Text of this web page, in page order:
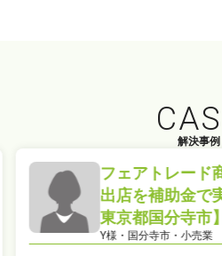
解決事例
フェアトレード
出店を補助金で
東京都国分寺市】
Y様・国分寺市・小売業